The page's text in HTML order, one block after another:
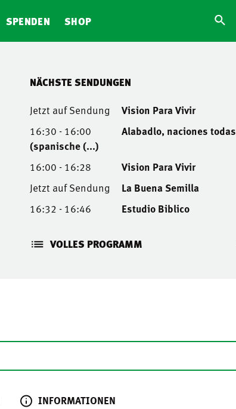
SPENDEN SHOP
NÄCHSTE SENDUNGEN
Jetzt auf Sendung
Vision Para Vivir
16:30 - 16:00
Alabadlo, naciones todas
(spanische (...)
16:00 - 16:28
Vision Para Vivir
Jetzt auf Sendung
La Buena Semilla
16:32 - 16:46
Estudio Biblico
VOLLES PROGRAMM
INFORMATIONEN